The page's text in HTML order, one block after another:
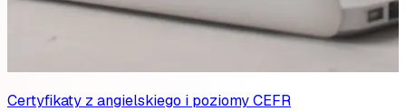
Certyfikaty z angielskiego i poziomy CEFR